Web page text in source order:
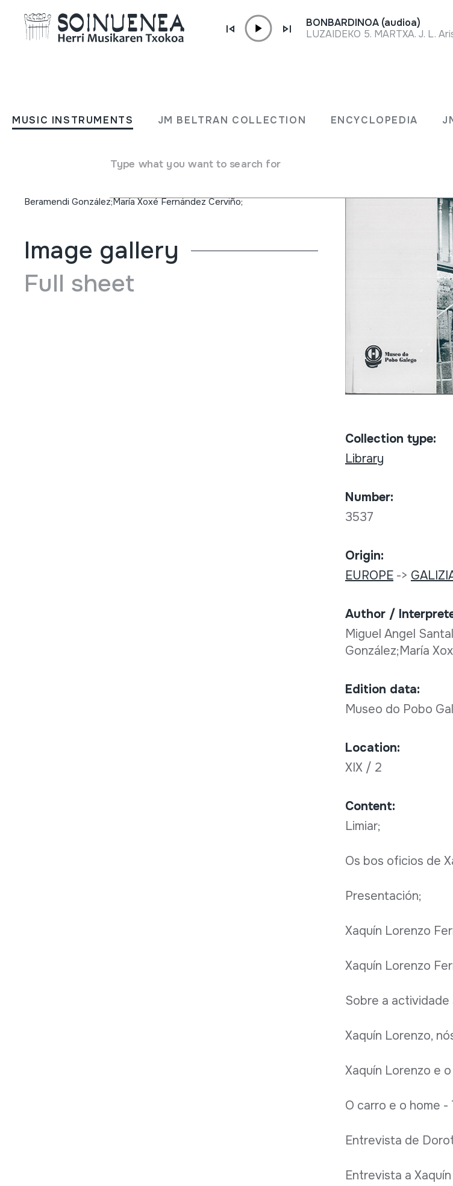
MUSIC INSTRUMENTS JM BELTRAN COLLECTION ENCYCLOPEDIA
Type what you want to search for
BONBARDINOA (audioa)
LUZAIDEKO 5. MARTXA. J. L.
Xocas revisitado. Lembranza de
Beramendi González;María Xoxé Fernández Cerviño;
Image gallery
Full sheet
Collection type:
Library
Number:
3537
Origin:
EUROPE->
Author /
Miguel Angel
González;María
Edition data:
Museo do Pobo
Location:
XIX / 2
Content:
Limiar;
Os bos oficios de
Presentación;
Xaquín Lorenzo
Xaquín Lorenzo
Sobre a actividade
Xaquín Lorenzo,
Xaquín Lorenzo e
O carro e o home
Entrevista de
Entrevista a